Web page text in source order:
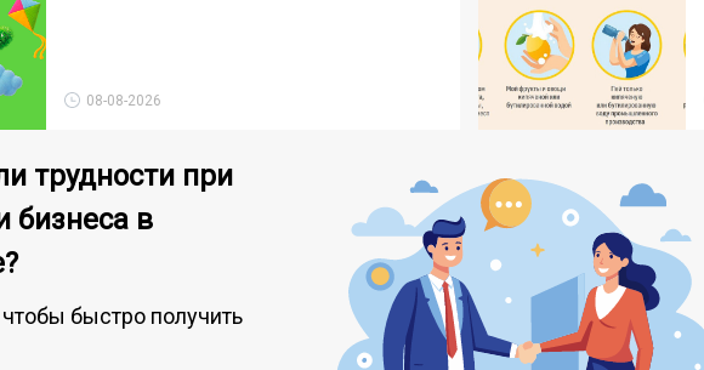
08-08-2026
трудности при
бизнеса в
быстро получить